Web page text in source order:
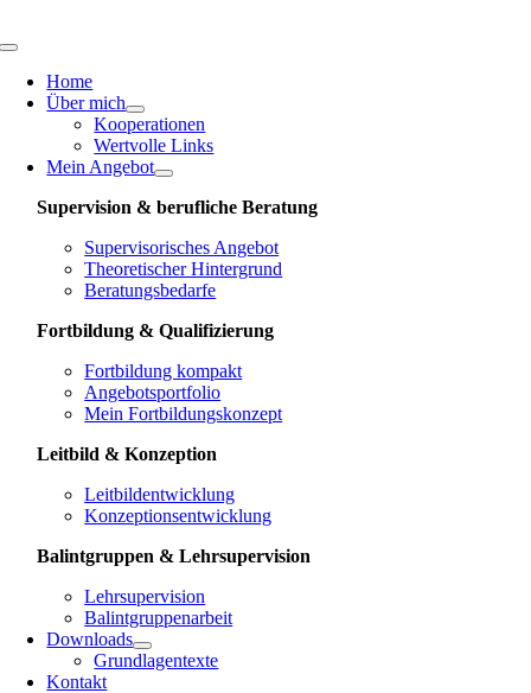
to
Toggle
NavigationHome
Über mich
Kooperationen
Wertvolle Links
Mein Angebot
Supervision & berufliche Beratung
Supervisorisches Angebot
Theoretischer Hintergrund
Beratungsbedarfe
Fortbildung & Qualifizierung
Fortbildung kompakt
Angebotsportfolio
Mein Fortbildungskonzept
Leitbild & Konzeption
Leitbildentwicklung
Konzeptionsentwicklung
Balintgruppen & Lehrsupervision
Lehrsupervision
Balintgruppenarbeit
Downloads
Grundlagentexte
Kontakt